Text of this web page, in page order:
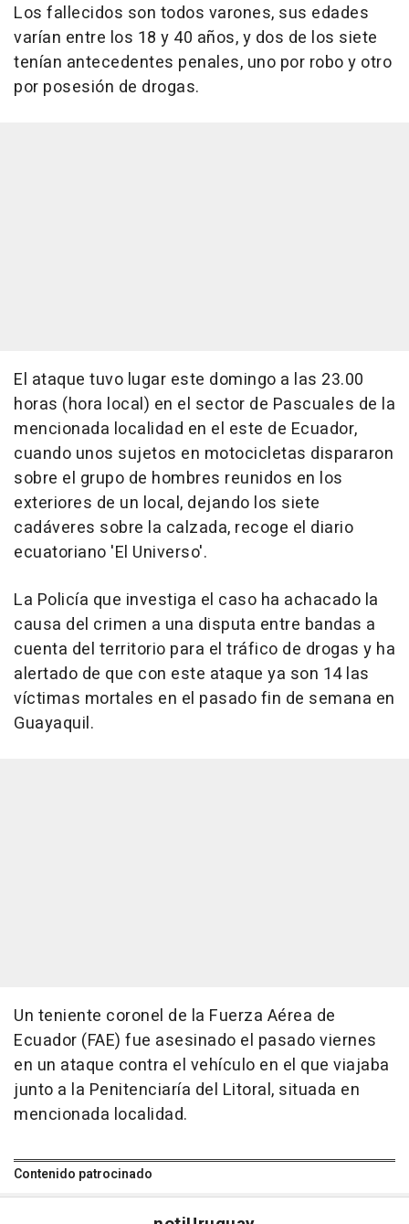
Los fallecidos son todos varones, sus edades
varían entre los 18 y 40 años, y dos de los siete
tenían antecedentes penales, uno por robo y otro
por posesión de drogas.
El ataque tuvo lugar este domingo a las 23.00
horas (hora local) en el sector de Pascuales de la
mencionada localidad en el este de Ecuador,
cuando unos sujetos en motocicletas dispararon
sobre el grupo de hombres reunidos en los
exteriores de un local, dejando los siete
cadáveres sobre la calzada, recoge el diario
ecuatoriano 'El Universo'.
La Policía que investiga el caso ha achacado la
causa del crimen a una disputa entre bandas a
cuenta del territorio para el tráfico de drogas y ha
alertado de que con este ataque ya son 14 las
víctimas mortales en el pasado fin de semana en
Guayaquil.
Un teniente coronel de la Fuerza Aérea de
Ecuador (FAE) fue asesinado el pasado viernes
en un ataque contra el vehículo en el que viajaba
junto a la Penitenciaría del Litoral, situada en
mencionada localidad.
Contenido patrocinado